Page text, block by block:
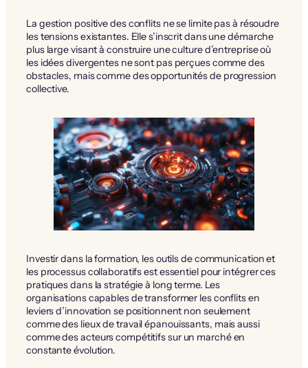
La gestion positive des conflits ne se limite pas à résoudre
les tensions existantes. Elle s’inscrit dans une démarche
plus large visant à construire une culture d’entreprise où
les idées divergentes ne sont pas perçues comme des
obstacles, mais comme des opportunités de progression
collective.
Investir dans la formation, les outils de communication et
les processus collaboratifs est essentiel pour intégrer ces
pratiques dans la stratégie à long terme. Les
organisations capables de transformer les conflits en
leviers d’innovation se positionnent non seulement
comme des lieux de travail épanouissants, mais aussi
comme des acteurs compétitifs sur un marché en
constante évolution.